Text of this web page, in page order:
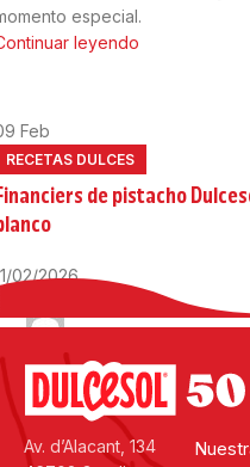
especial.
leyendo
Feb
RECETAS DULCES
de pistacho
02/2026
de Pistacho Dulcesol
que encaja a la
fina.
leyendo
Av. d’Alacant, 134